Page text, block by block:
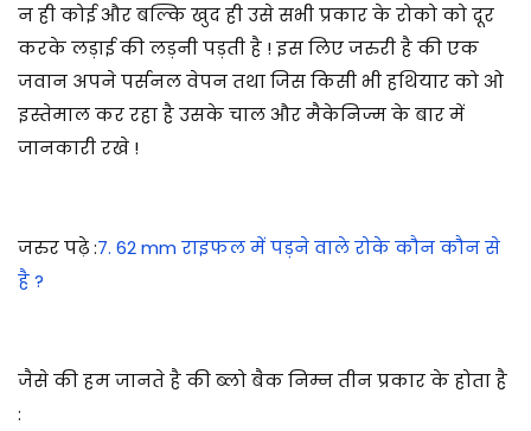
न ही कोई और बल्कि खुद ही उसे सभी प्रकार के रोको को दूर
करके लड़ाई की लड़नी पड़ती है ! इस लिए जरुरी है की एक
जवान अपने पर्सनल वेपन तथा जिस किसी भी हथियार को ओ
इस्तेमाल कर रहा है उसके चाल और मैकेनिज्म के बार में
जानकारी रखे !
जरुर पढ़े :7. 62 mm राइफल में पड़ने वाले रोके कौन कौन से
है ?
जैसे की हम जानते है की ब्लो बैक निम्न तीन प्रकार के होता है
: